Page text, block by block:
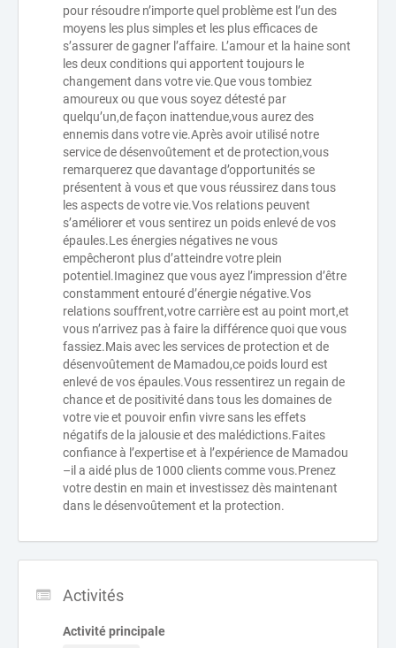
pour résoudre n’importe quel problème est l’un des
moyens les plus simples et les plus efficaces de
s’assurer de gagner l’affaire. L’amour et la haine sont
les deux conditions qui apportent toujours le
changement dans votre vie.Que vous tombiez
amoureux ou que vous soyez détesté par
quelqu’un,de façon inattendue,vous aurez des
ennemis dans votre vie.Après avoir utilisé notre
service de désenvoûtement et de protection,vous
remarquerez que davantage d’opportunités se
présentent à vous et que vous réussirez dans tous
les aspects de votre vie.Vos relations peuvent
s’améliorer et vous sentirez un poids enlevé de vos
épaules.Les énergies négatives ne vous
empêcheront plus d’atteindre votre plein
potentiel.Imaginez que vous ayez l’impression d’être
constamment entouré d’énergie négative.Vos
relations souffrent,votre carrière est au point mort,et
vous n’arrivez pas à faire la différence quoi que vous
fassiez.Mais avec les services de protection et de
désenvoûtement de Mamadou,ce poids lourd est
enlevé de vos épaules.Vous ressentirez un regain de
chance et de positivité dans tous les domaines de
votre vie et pouvoir enfin vivre sans les effets
négatifs de la jalousie et des malédictions.Faites
confiance à l’expertise et à l’expérience de Mamadou
–il a aidé plus de 1000 clients comme vous.Prenez
votre destin en main et investissez dès maintenant
dans le désenvoûtement et la protection.
Activités
Activité principale